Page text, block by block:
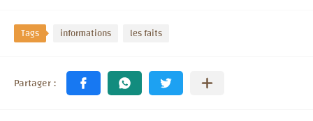
Tags informations les faits